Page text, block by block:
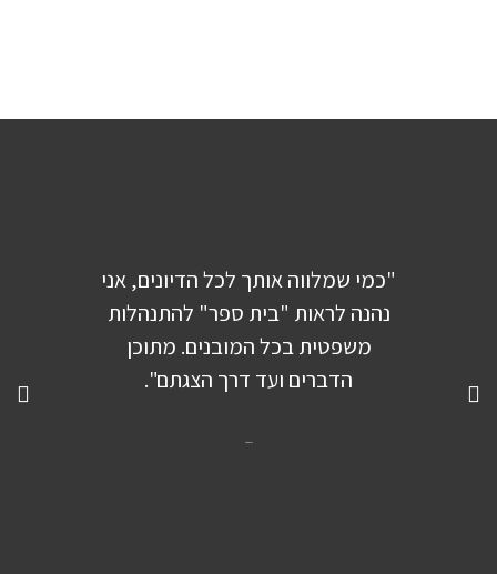
"כמי שמלווה אותך לכל הדיונים, אני
נהנה לראות "בית ספר" להתנהלות
משפטית בכל המובנים. מתוכן
הדברים ועד דרך הצגתם".
ישראל לוי